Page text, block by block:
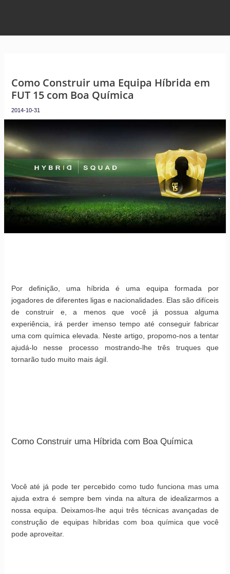
Como Construir uma Equipa Híbrida em
FUT 15 com Boa Química
2014-10-31
Por definição, uma híbrida é uma equipa formada por
jogadores de diferentes ligas e nacionalidades. Elas são difíceis
de construir e, a menos que você já possua alguma
experiência, irá perder imenso tempo até conseguir fabricar
uma com química elevada.
Neste artigo, propomo-nos a tentar
ajudá-lo nesse processo mostrando-lhe três truques que
tornarão tudo muito mais ágil.
Como Construir uma Híbrida com Boa Química
Você até já pode ter percebido como tudo funciona mas uma
ajuda extra é sempre bem vinda na altura de idealizarmos a
nossa equipa. Deixamos-lhe aqui três técnicas avançadas de
construção de equipas híbridas com boa química que você
pode aproveitar.